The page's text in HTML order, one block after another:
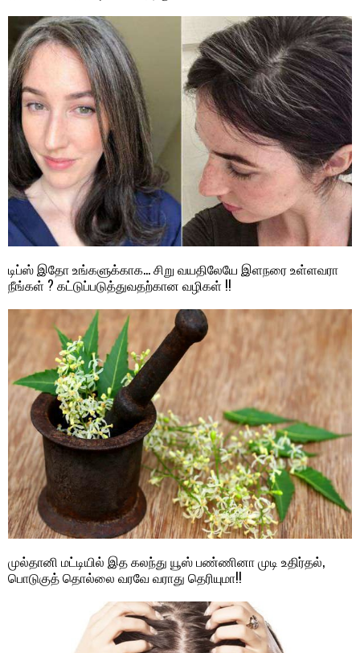
டிப்ஸ் இதோ உங்களுக்காக… சிறு வயதிலேயே இளநரை உள்ளவரா
நீங்கள் ? கட்டுப்படுத்துவதற்கான வழிகள் !!
முல்தானி மட்டியில் இத கலந்து யூஸ் பண்ணினா முடி உதிர்தல்,
பொடுகுத் தொல்லை வரவே வராது தெரியுமா!!